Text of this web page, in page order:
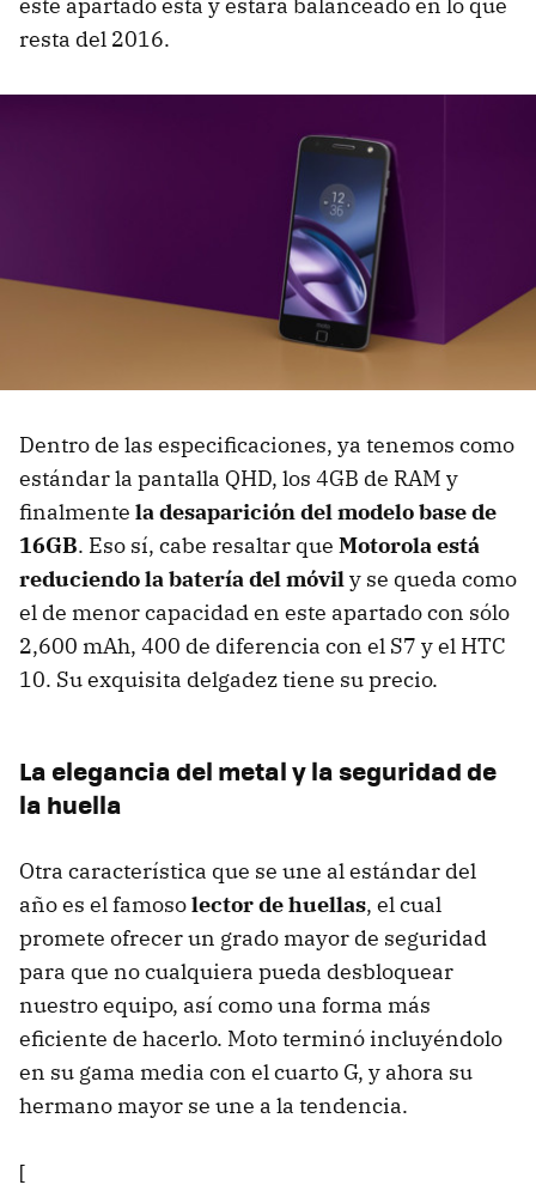
este apartado está y estará balanceado en lo que
resta del 2016.
Dentro de las especificaciones, ya tenemos como
estándar la pantalla QHD, los 4GB de RAM y
finalmente la desaparición del modelo base de
16GB. Eso sí, cabe resaltar que Motorola está
reduciendo la batería del móvily se queda como
el de menor capacidad en este apartado con sólo
2,600 mAh, 400 de diferencia con el S7 y el HTC
10. Su exquisita delgadez tiene su precio.
La elegancia del metal y la seguridad de
la huella
Otra característica que se une al estándar del
año es el famosolector de huellas, el cual
promete ofrecer un grado mayor de seguridad
para que no cualquiera pueda desbloquear
nuestro equipo, así como una forma más
eficiente de hacerlo. Moto terminó incluyéndolo
en su gama media con el cuarto G, y ahora su
hermano mayor se une a la tendencia.
[